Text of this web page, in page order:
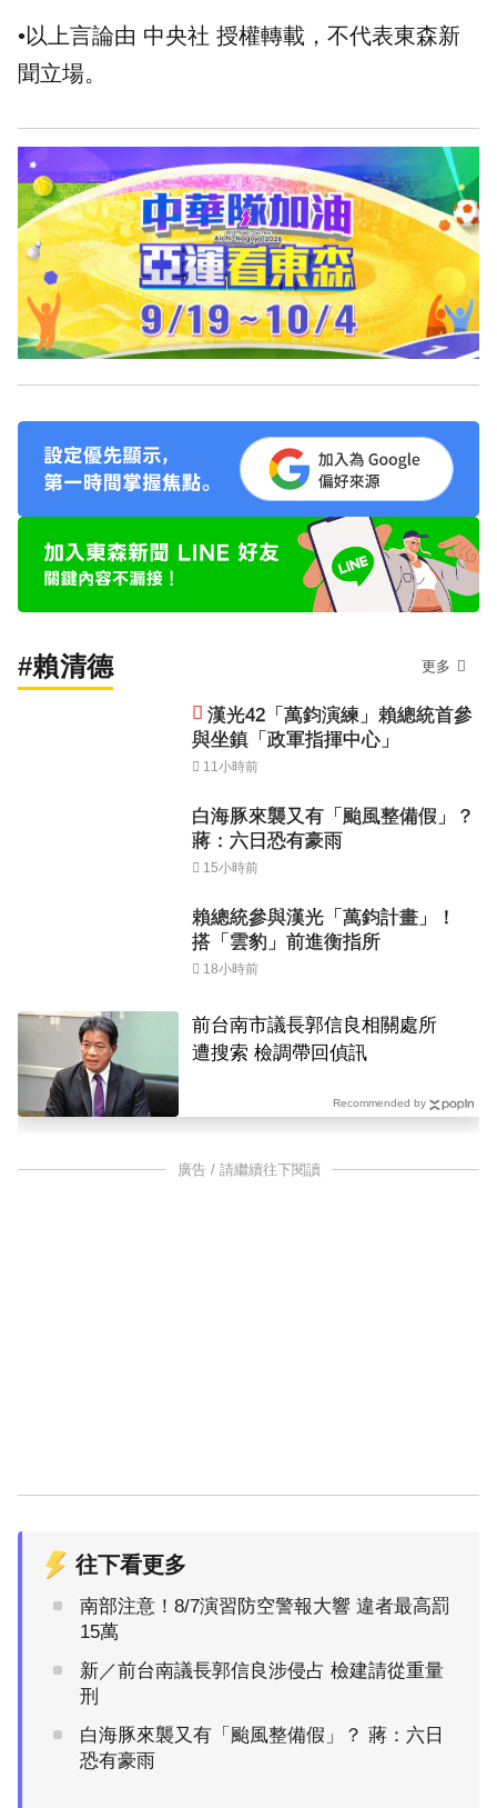
•以上言論由 中央社 授權轉載，不代表東森新
聞立場。
#賴清德 更多
漢光42「萬鈞演練」賴總統首參
與坐鎮「政軍指揮中心」
11小時前
白海豚來襲又有「颱風整備假」？
蔣：六日恐有豪雨
15小時前
賴總統參與漢光「萬鈞計畫」！
搭「雲豹」前進衡指所
18小時前
前台南市議長郭信良相關處所
遭搜索 檢調帶回偵訊
Recommended by
廣告 / 請繼續往下閱讀
往下看更多
南部注意！8/7演習防空警報大響 違者最高罰
15萬
新／前台南議長郭信良涉侵占 檢建請從重量
刑
白海豚來襲又有「颱風整備假」？ 蔣：六日
恐有豪雨